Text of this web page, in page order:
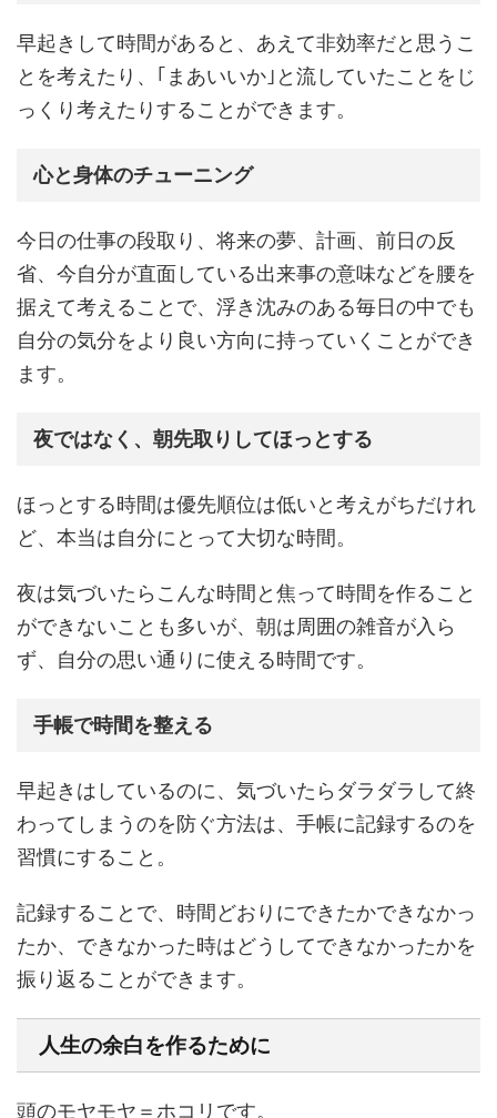
早起きして時間があると、あえて非効率だと思うこ
とを考えたり、｢まあいいか｣と流していたことをじ
っくり考えたりすることができます。
心と身体のチューニング
今日の仕事の段取り、将来の夢、計画、前日の反
省、今自分が直面している出来事の意味などを腰を
据えて考えることで、浮き沈みのある毎日の中でも
自分の気分をより良い方向に持っていくことができ
ます。
夜ではなく、朝先取りしてほっとする
ほっとする時間は優先順位は低いと考えがちだけれ
ど、本当は自分にとって大切な時間。
夜は気づいたらこんな時間と焦って時間を作ること
ができないことも多いが、朝は周囲の雑音が入ら
ず、自分の思い通りに使える時間です。
手帳で時間を整える
早起きはしているのに、気づいたらダラダラして終
わってしまうのを防ぐ方法は、手帳に記録するのを
習慣にすること。
記録することで、時間どおりにできたかできなかっ
たか、できなかった時はどうしてできなかったかを
振り返ることができます。
人生の余白を作るために
頭のモヤモヤ＝ホコリです。